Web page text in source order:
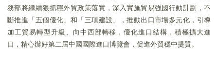
務部將繼續狠抓穩外貿政策落實，深入實施貿易強國行動計劃，不
斷推進「五個優化」和「三項建設」，推動出口市場多元化，引導
加工貿易轉型升級、向中西部轉移，優化進口結構，積極擴大進
口，精心辦好第二屆中國國際進口博覽會，促進外貿穩中提質。